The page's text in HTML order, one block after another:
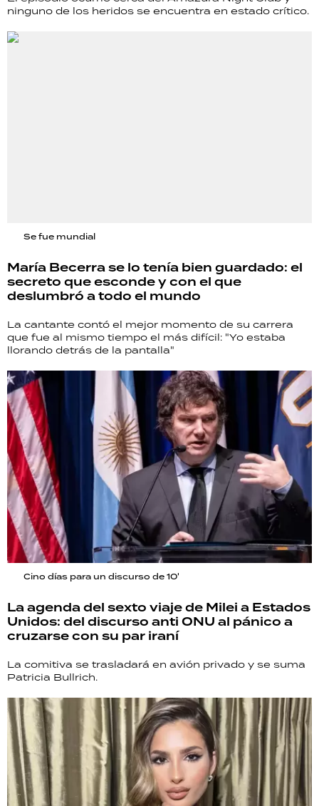
ninguno de los heridos se encuentra en estado crítico.
Se fue mundial
María Becerra se lo tenía bien guardado: el
secreto que esconde y con el que
deslumbró a todo el mundo
La cantante contó el mejor momento de su carrera
que fue al mismo tiempo el más difícil: "Yo estaba
llorando detrás de la pantalla"
Cino días para un discurso de 10'
La agenda del sexto viaje de Milei a Estados
Unidos: del discurso anti ONU al pánico a
cruzarse con su par iraní
La comitiva se trasladará en avión privado y se suma
Patricia Bullrich.